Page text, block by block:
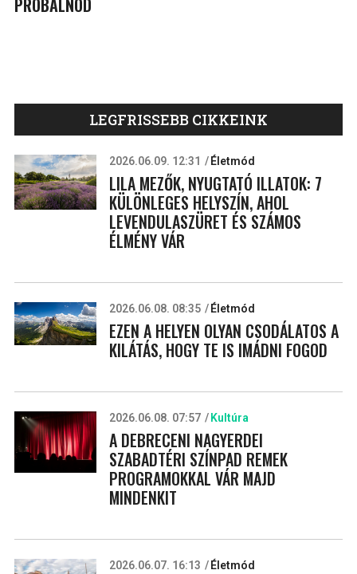
LEGFRISSEBB CIKKEINK
2026.06.09. 12:31 Életmód
LILA MEZŐK, NYUGTATÓ ILLATOK: 7
KÜLÖNLEGES HELYSZÍN, AHOL
LEVENDULASZÜRET ÉS SZÁMOS
ÉLMÉNY VÁR
2026.06.08. 08:35 Életmód
EZEN A HELYEN OLYAN CSODÁLATOS A
KILÁTÁS, HOGY TE IS IMÁDNI FOGOD
2026.06.08. 07:57 Kultúra
A DEBRECENI NAGYERDEI
SZABADTÉRI SZÍNPAD REMEK
PROGRAMOKKAL VÁR MAJD
MINDENKIT
2026.06.07. 16:13 Életmód